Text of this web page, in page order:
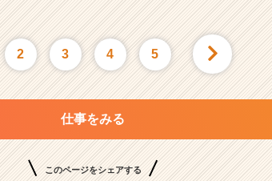
2 3 4 5
仕事をみる
このページをシェアする